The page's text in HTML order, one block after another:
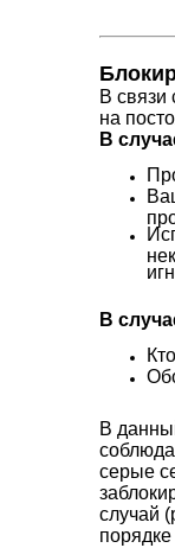
В
на
В
В
В
серые
случай